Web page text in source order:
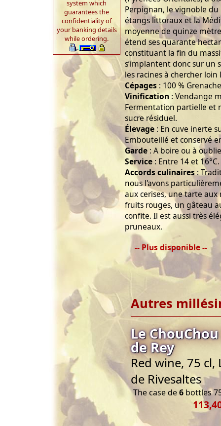
system which
guarantees the
confidentiality of
your banking details
while ordering.
Perpignan, le vignoble du
étangs littoraux et la
moyenne de quinze
étend ses quarante
constituant la fin du
s’implantent donc sur
les racines à chercher
Cépages : 100 %
Vinification : Vendange
Fermentation partielle et
sucre résiduel.
Élevage : En cuve inerte
Embouteillé et conservé
Garde : A boire ou à
Service : Entre 14 et 16°C.
Accords culinaires :
nous l'avons
aux cerises, une tarte
fruits rouges, un gâteau
confite. Il est aussi très
pruneaux.
-- Plus disponible --
Autres
Le
de Rey
Red wine, 75
de Rivesaltes
The case de6 bottles